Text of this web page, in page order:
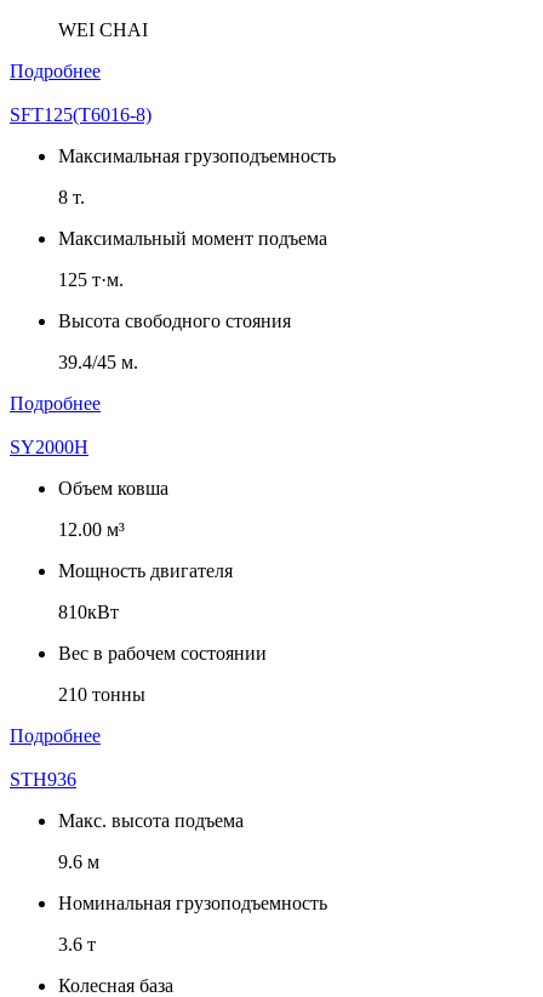
WEI CHAI
Подробнее
SFT125(T6016-8)
Максимальная грузоподъемность
8 т.
Максимальный момент подъема
125 т·м.
Высота свободного стояния
39.4/45 м.
Подробнее
SY2000H
Объем ковша
12.00 м³
Мощность двигателя
810кВт
Вес в рабочем состоянии
210 тонны
Подробнее
STH936
Макс. высота подъема
9.6 м
Номинальная грузоподъемность
3.6 т
Колесная база